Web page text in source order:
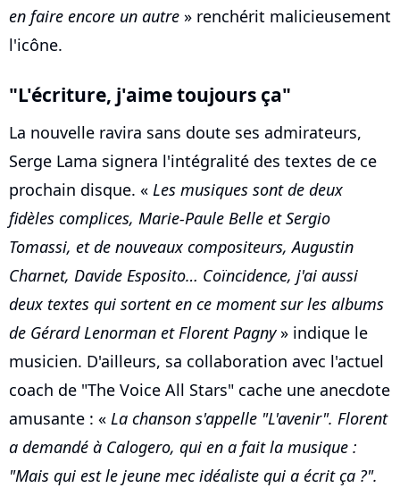
en faire encore un autre » renchérit malicieusement
l'icône.
"L'écriture, j'aime toujours ça"
La nouvelle ravira sans doute ses admirateurs,
Serge Lama signera l'intégralité des textes de ce
prochain disque. « Les musiques sont de deux
fidèles complices, Marie-Paule Belle et Sergio
Tomassi, et de nouveaux compositeurs, Augustin
Charnet, Davide Esposito… Coïncidence, j'ai aussi
deux textes qui sortent en ce moment sur les albums
de Gérard Lenorman et Florent Pagny» indique le
musicien. D'ailleurs, sa collaboration avec l'actuel
coach de "The Voice All Stars" cache une anecdote
amusante : « La chanson s'appelle "L'avenir". Florent
a demandé à Calogero, qui en a fait la musique :
"Mais qui est le jeune mec idéaliste qui a écrit ça ?".